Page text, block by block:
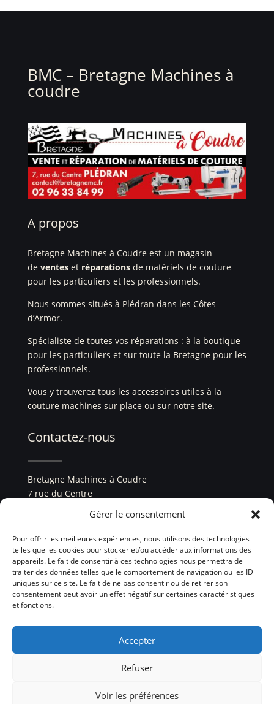
Gérer le consentement
Pour offrir les meilleures expériences, nous utilisons des technologies
telles que les cookies pour stocker et/ou accéder aux informations des
appareils. Le fait de consentir à ces technologies nous permettra de
traiter des données telles que le comportement de navigation ou les ID
uniques sur ce site. Le fait de ne pas consentir ou de retirer son
consentement peut avoir un effet négatif sur certaines caractéristiques
et fonctions.
Accepter
Refuser
Voir les préférences
BMC – Bretagne Machines à
coudre
A propos
Bretagne Machines à Coudre est un magasin
de ventes et réparations de matériels de couture
pour les particuliers et les professionnels.
Nous sommes situés à Plédran dans les Côtes
d’Armor.
Spécialiste de toutes vos réparations : à la boutique
pour les particuliers et sur toute la Bretagne pour les
professionnels.
Vous y trouverez tous les accessoires utiles à la
couture machines sur place ou sur notre site.
Contactez-nous
Bretagne Machines à Coudre
7 rue du Centre
SIREN : 931 948 640
Ce site a été développé parLa loupiote du WEB